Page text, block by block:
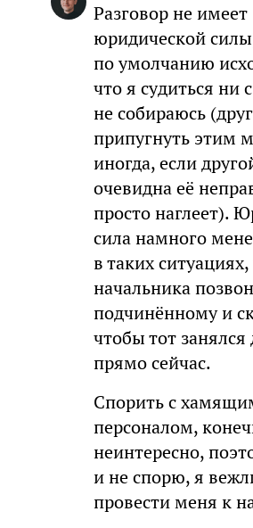
Разговор не имеет
юридической
по умолчанию
что я судиться ни
не собираюсь
припугнуть этим
иногда, если
очевидна её
просто наглеет).
сила намного
в таких
начальника
подчинённому и
чтобы тот
прямо сейчас.
Спорить с
персоналом,
неинтересно,
и не спорю, я
провести меня к